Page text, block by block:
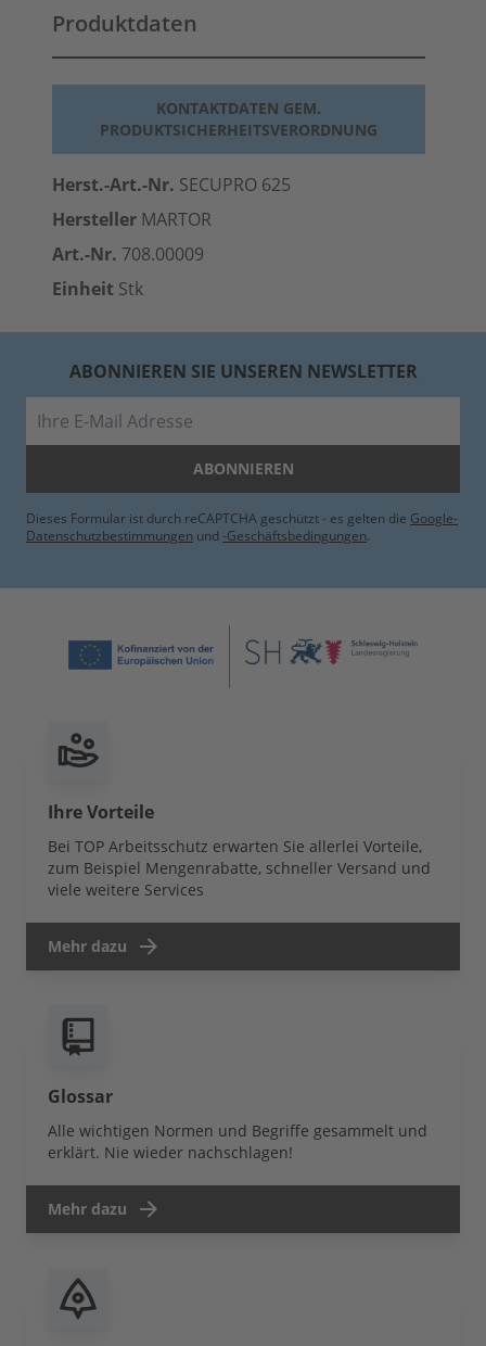
Produktdaten
KONTAKTDATEN GEM.
PRODUKTSICHERHEITSVERORDNUNG
Herst.-Art.-Nr. SECUPRO 625
Hersteller MARTOR
Art.-Nr. 708.00009
Einheit Stk
ABONNIEREN SIE UNSEREN NEWSLETTER
ABONNIEREN
Dieses Formular ist durch reCAPTCHA geschützt - es gelten die Google-
Datenschutzbestimmungen und -Geschäftsbedingungen.
Ihre Vorteile
Bei TOP Arbeitsschutz erwarten Sie allerlei Vorteile,
zum Beispiel Mengenrabatte, schneller Versand und
viele weitere Services
Mehr dazu
Glossar
Alle wichtigen Normen und Begriffe gesammelt und
erklärt. Nie wieder nachschlagen!
Mehr dazu